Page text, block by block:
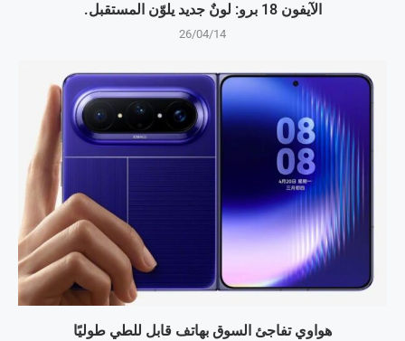
الآيفون 18 برو: لونٌ جديد يلوّن المستقبل.
26/04/14
هواوي تفاجئ السوق بهاتف قابل للطي طوليًا